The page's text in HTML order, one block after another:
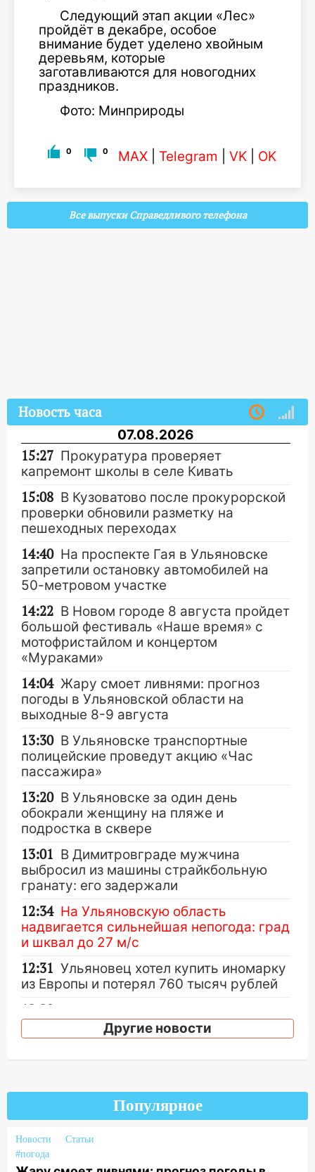
Следующий этап акции «Лес»
пройдёт в декабре, особое
внимание будет уделено хвойным
деревьям, которые
заготавливаются для новогодних
праздников.
Фото: Минприроды
0 0 MAX Telegram VK OK
Все выпуски Справедливого телефона
Новость часа
07.08.2026
15:27 Прокуратура проверяет
капремонт школы в селе Кивать
15:08 В Кузоватово после прокурорской
проверки обновили разметку на
пешеходных переходах
14:40 На проспекте Гая в Ульяновске
запретили остановку автомобилей на
50-метровом участке
14:22 В Новом городе 8 августа пройдет
большой фестиваль «Наше время» с
мотофристайлом и концертом
«Мураками»
14:04 Жару смоет ливнями: прогноз
погоды в Ульяновской области на
выходные 8-9 августа
13:30 В Ульяновске транспортные
полицейские проведут акцию «Час
пассажира»
13:20 В Ульяновске за один день
обокрали женщину на пляже и
подростка в сквере
13:01 В Димитровграде мужчина
выбросил из машины страйкбольную
гранату: его задержали
12:34 На Ульяновскую область
надвигается сильнейшая непогода: град
и шквал до 27 м/с
12:31 Ульяновец хотел купить иномарку
из Европы и потерял 760 тысяч рублей
12:20
столкнулись «Лада» и Chevrolet:
пострадал 14-летний подросток
Заснул рядом с ребёнком и
случайно задушил его: суд вынес
приговор
11:38 В Ленинском районе пожар
Другие новости
Популярное
Новости
Статьи
#погода